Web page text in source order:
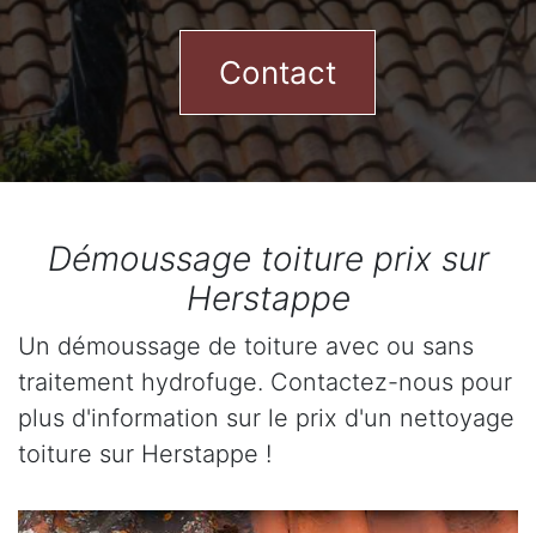
Contact
Démoussage toiture prix sur
Herstappe
Un démoussage de toiture avec ou sans
traitement hydrofuge. Contactez-nous pour
plus d'information sur le prix d'un nettoyage
toiture sur Herstappe !